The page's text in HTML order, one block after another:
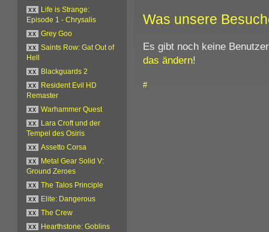
Was unsere
Es gibt noch keine
das ändern!
#
xx
Life is Strange:
Episode 1 - Chrysalis
xx
Grey Goo
xx
Saints Row: Gat Out of
Hell
xx
Blackguards 2
xx
Resident Evil HD
Remaster
xx
Warhammer Quest
xx
Lara Croft und der
Tempel des Osiris
xx
Assetto Corsa
xx
Metal Gear Solid V:
Ground Zeroes
xx
The Talos Principle
xx
Elite: Dangerous
xx
The Crew
xx
Hearthstone: Goblins